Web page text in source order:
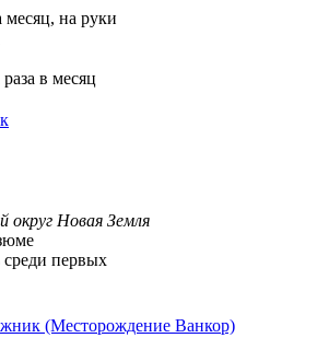
месяц, на руки
в месяц
округ Новая Земля
первых
(Месторождение Ванкор)